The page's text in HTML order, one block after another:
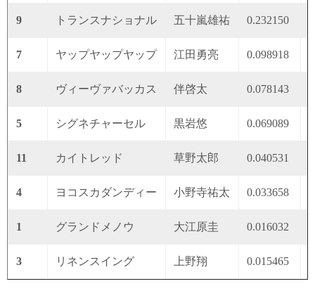
9 トランスナショナル 五十嵐雄祐 0.232150
7 ヤップヤップヤップ 江田勇亮 0.098918
8 ヴィーヴァバッカス 伴啓太 0.078143
5 シグネチャーセル 黒岩悠 0.069089
11 カイトレッド 草野太郎 0.040531
4 ヨコスカダンディー 小野寺祐太 0.033658
1 グランドメノウ 大江原圭 0.016032
3 リネンスイング 上野翔 0.015465